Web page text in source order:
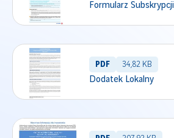
Formularz Subskrypcji
PDF 34,82 KB
Dodatek Lokalny